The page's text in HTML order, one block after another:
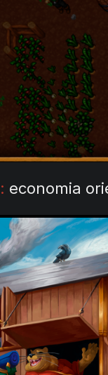
: economia